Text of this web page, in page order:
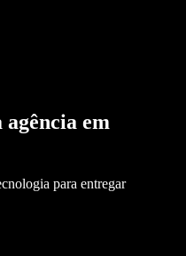
agência em
para entregar